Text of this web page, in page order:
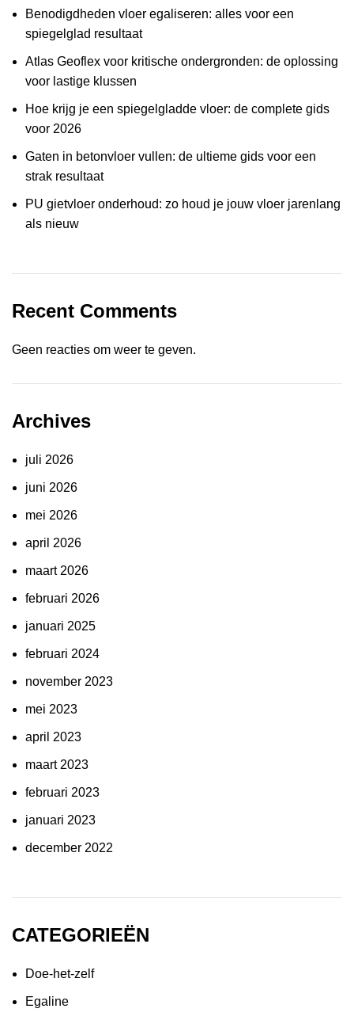
Benodigdheden vloer egaliseren: alles voor een
spiegelglad resultaat
Atlas Geoflex voor kritische ondergronden: de oplossing
voor lastige klussen
Hoe krijg je een spiegelgladde vloer: de complete gids
voor 2026
Gaten in betonvloer vullen: de ultieme gids voor een
strak resultaat
PU gietvloer onderhoud: zo houd je jouw vloer jarenlang
als nieuw
Recent Comments
Geen reacties om weer te geven.
Archives
juli 2026
juni 2026
mei 2026
april 2026
maart 2026
februari 2026
januari 2025
februari 2024
november 2023
mei 2023
april 2023
maart 2023
februari 2023
januari 2023
december 2022
CATEGORIEËN
Doe-het-zelf
Egaline